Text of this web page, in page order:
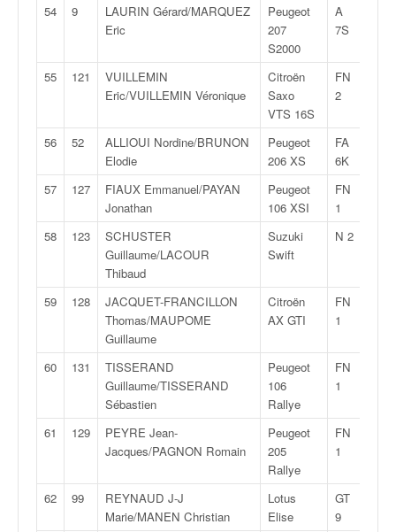
54 9
LAURIN Gérard/MARQUEZ
Eric
Peugeot
207
S2000
A
7S
55 121
VUILLEMIN
Eric/VUILLEMIN Véronique
Citroën
Saxo
VTS 16S
FN
2
56 52
ALLIOUI Nordine/BRUNON
Elodie
Peugeot
206 XS
FA
6K
57 127
FIAUX Emmanuel/PAYAN
Jonathan
Peugeot
106 XSI
FN
1
58 123
SCHUSTER
Guillaume/LACOUR
Thibaud
Suzuki
Swift
N 2
59 128
JACQUET-FRANCILLON
Thomas/MAUPOME
Guillaume
Citroën
AX GTI
FN
1
60 131
TISSERAND
Guillaume/TISSERAND
Sébastien
Peugeot
106
Rallye
FN
1
61 129
PEYRE Jean-
Jacques/PAGNON Romain
Peugeot
205
Rallye
FN
1
62 99
REYNAUD J-J
Marie/MANEN Christian
Lotus
Elise
GT
9